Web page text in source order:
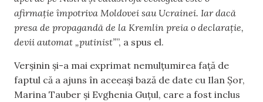
afirmație împotriva Moldovei sau Ucrainei. Iar dacă
presa de propagandă de la Kremlin preia o declarație,
devii automat „putinist””, a spus el.
Verșinin și-a mai exprimat nemulțumirea față de
faptul că a ajuns în aceeași bază de date cu Ilan Șor,
Marina Tauber și Evghenia Guțul, care a fost inclus